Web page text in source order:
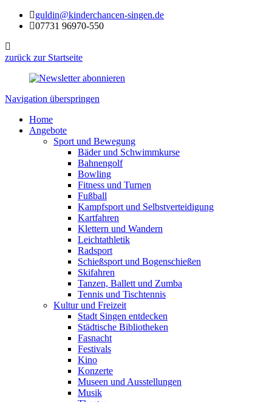
guldin@kinderchancen-singen.de
07731 96970-550
zurück zur Startseite
Navigation überspringen
Home
Angebote
Sport und Bewegung
Bäder und Schwimmkurse
Bahnengolf
Bowling
Fitness und Turnen
Fußball
Kampfsport und Selbstverteidigung
Kartfahren
Klettern und Wandern
Leichtathletik
Radsport
Schießsport und Bogenschießen
Skifahren
Tanzen, Ballett und Zumba
Tennis und Tischtennis
Kultur und Freizeit
Stadt Singen entdecken
Städtische Bibliotheken
Fasnacht
Festivals
Kino
Konzerte
Museen und Ausstellungen
Musik